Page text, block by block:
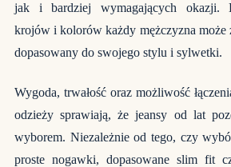
jak i bardziej wymagających okazji.
krojów i kolorów każdy mężczyzna może
dopasowany do swojego stylu i sylwetki.
Wygoda, trwałość oraz możliwość
odzieży sprawiają, że jeansy od lat
wyborem. Niezależnie od tego, czy
proste nogawki, dopasowane slim fit